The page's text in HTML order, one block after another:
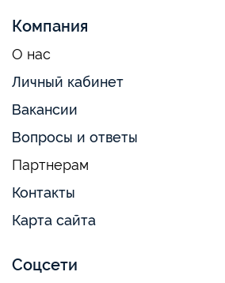
Компания
О нас
Личный кабинет
Вакансии
Вопросы и ответы
Партнерам
Контакты
Карта сайта
Соцсети